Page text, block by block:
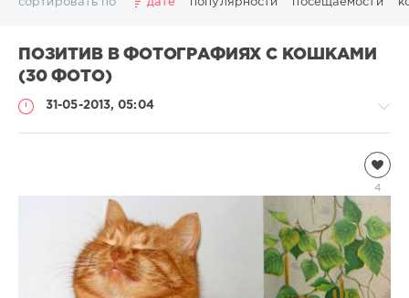
сортировать по дате популярности посещаемости
ПОЗИТИВ В ФОТОГРАФИЯХ С КОШКАМИ
(30 ФОТО)
31-05-2013, 05:04
4